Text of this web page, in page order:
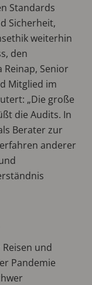
Standards
Sicherheit,
weiterhin
den
Reinap, Senior
Mitglied im
„Die große
die Audits. In
Berater zur
anderer
und
Pandemie